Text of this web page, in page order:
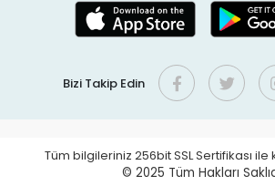
Bizi Takip Edin
Tüm bilgileriniz 256bit SSL Sertifikası
© 2025 Tüm Hakları